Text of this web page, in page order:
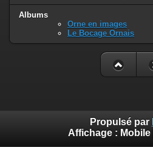
Albums
Orne en images
Le Bocage Ornais
Propulsé par
Affichage : Mobile